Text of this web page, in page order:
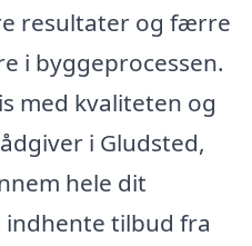
resultater og færre
i byggeprocessen.
med kvaliteten og
i Gludsted,
hele dit
tilbud fra